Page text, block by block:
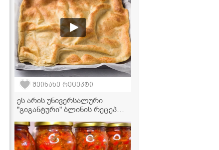
შეინახე რეცეპტი
ეს არის უნივერსალური
"გიგანტური" ბლინის რეცეპტი,
მოამზადოთ როგორც
ტკბილი, ასევე მარილიანი
გულსართით